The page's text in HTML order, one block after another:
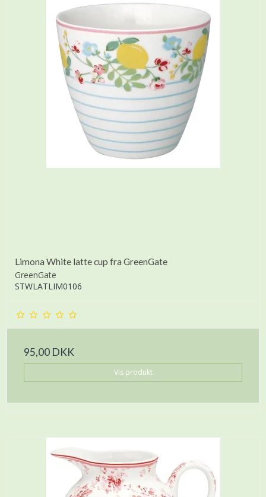
Limona White latte cup fra GreenGate
GreenGate
STWLATLIM0106
95,00 DKK
Vis produkt